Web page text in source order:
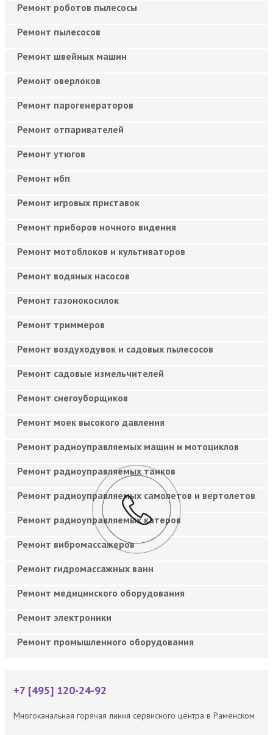
Ремонт роботов пылесосы
Ремонт пылесосов
Ремонт швейных машин
Ремонт оверлоков
Ремонт парогенераторов
Ремонт отпаривателей
Ремонт утюгов
Ремонт ибп
Ремонт игровых приставок
Ремонт приборов ночного видения
Ремонт мотоблоков и культиваторов
Ремонт водяных насосов
Ремонт газонокосилок
Ремонт триммеров
Ремонт воздуходувок и садовых пылесосов
Ремонт садовые измельчителей
Ремонт снегоуборщиков
Ремонт моек высокого давления
Ремонт радиоуправляемых машин и мотоциклов
Ремонт радиоуправляемых танков
Ремонт радиоуправляемых самолетов и вертолетов
Ремонт радиоуправляемых катеров
Ремонт вибромассажеров
Ремонт гидромассажных ванн
Ремонт медицинского оборудования
Ремонт электроники
Ремонт промышленного оборудования
+7 [495] 120-24-92
Многоканальная горячая линия сервисного центра в Раменском